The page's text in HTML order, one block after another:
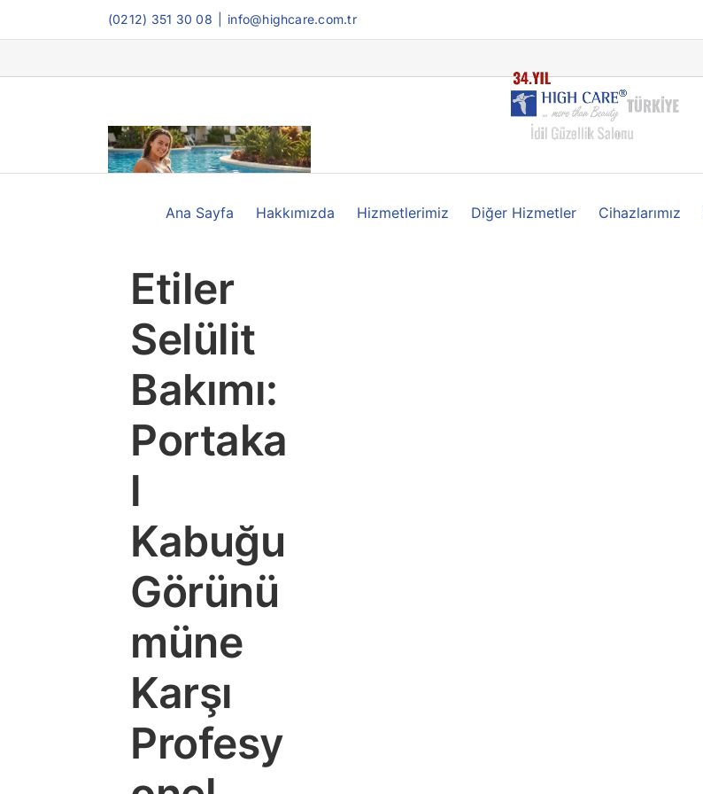
to
(0212) 351 30 08 info@highcare.com.tr
Ana Sayfa Hakkımızda Hizmetlerimiz Diğer Hizmetler Cihazlarımız
Etiler
Selülit
Bakımı:
Portaka
l
Kabuğu
Görünü
müne
Karşı
Profesy